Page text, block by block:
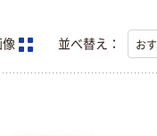
並べ替え：